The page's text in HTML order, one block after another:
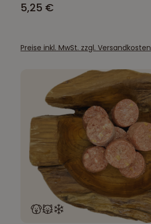
5,25 €
Preise inkl. MwSt. zzgl. Versandkosten